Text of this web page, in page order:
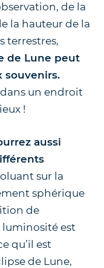
de la
la hauteur de la
terrestres,
de Lune peut
souvenirs.
dans un endroit
!
aussi
sur la
sphérique
de
luminosité est
qu’il est
de Lune,